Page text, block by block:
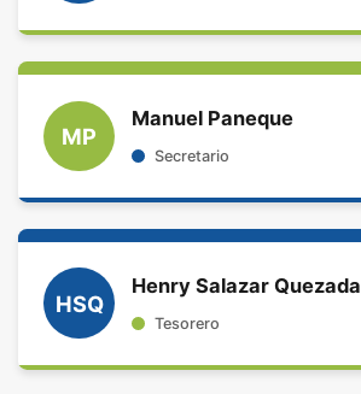
MP
Manuel Paneque
Secretario
HSQ
Henry Salazar Quezada
Tesorero